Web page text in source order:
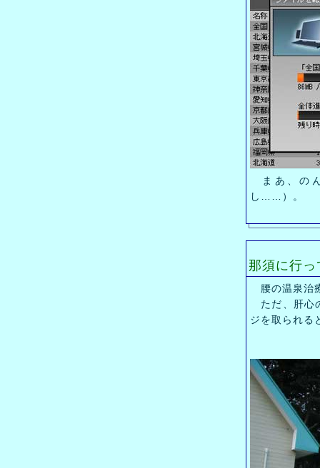
まあ、の
し……）。
那須に行
腰の温泉治
ただ、肝心
ジを取られる